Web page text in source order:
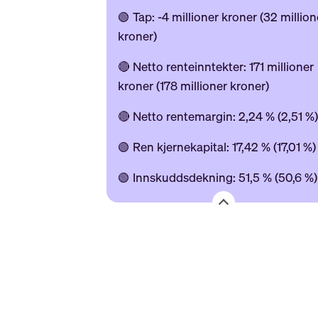
🟢 Tap: -4 millioner kroner (32
kroner)
🔴 Netto renteinntekter: 171 millioner
kroner (178 millioner kroner)
🔴 Netto rentemargin: 2,24 % (2,51
🟢 Ren kjernekapital: 17,42 % (17,01
🟢 Innskuddsdekning: 51,5 % (50,6 %)